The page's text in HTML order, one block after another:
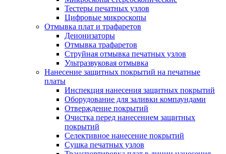
Тестеры печатных узлов
Цифровые микроскопы
Отмывка плат и трафаретов
Деионизаторы
Отмывка трафаретов
Струйная отмывка печатных узлов
Ультразвуковая отмывка
Нанесение защитных покрытий на печатные
платы
Инспекция нанесения защитных покрытий
Оборудование для заливки компаундами
Отверждение покрытий
Очистка перед нанесением защитных
покрытий
Селективное нанесение покрытий
Сушка печатных узлов